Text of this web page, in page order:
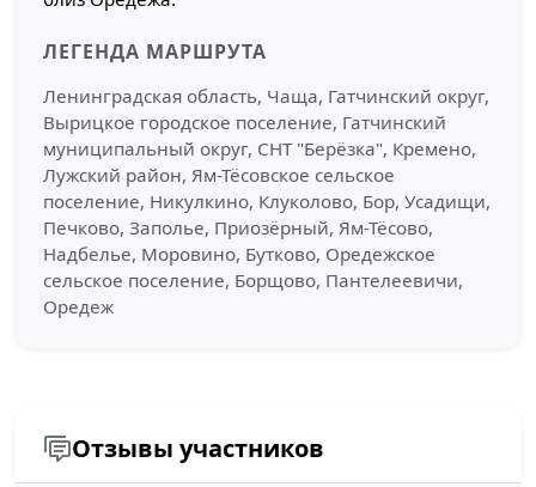
ЛЕГЕНДА МАРШРУТА
Ленинградская область, Чаща, Гатчинский округ,
Вырицкое городское поселение, Гатчинский
муниципальный округ, СНТ "Берёзка", Кремено,
Лужский район, Ям-Тёсовское сельское
поселение, Никулкино, Клуколово, Бор, Усадищи,
Печково, Заполье, Приозёрный, Ям-Тёсово,
Надбелье, Моровино, Бутково, Оредежское
сельское поселение, Борщово, Пантелеевичи,
Оредеж
Отзывы участников